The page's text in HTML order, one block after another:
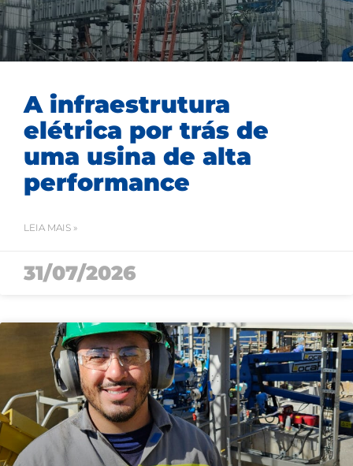
A infraestrutura
elétrica por trás de
uma usina de alta
performance
LEIA MAIS »
31/07/2026